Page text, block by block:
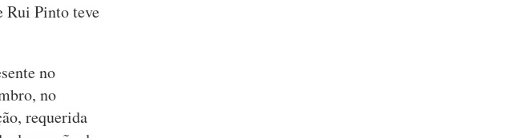
Rui Pinto teve
no
no
requerida